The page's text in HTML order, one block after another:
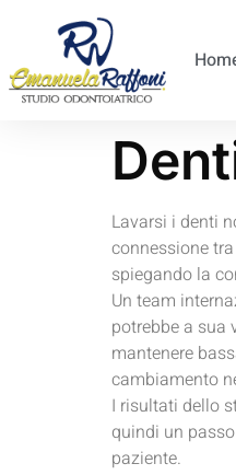
Lavarsi i denti
connessione
spiegando la
Un team
potrebbe a sua
mantenere
cambiamento
I risultati dello
quindi un
paziente.